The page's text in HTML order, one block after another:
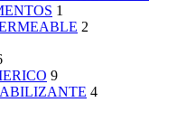
1
2
9
4